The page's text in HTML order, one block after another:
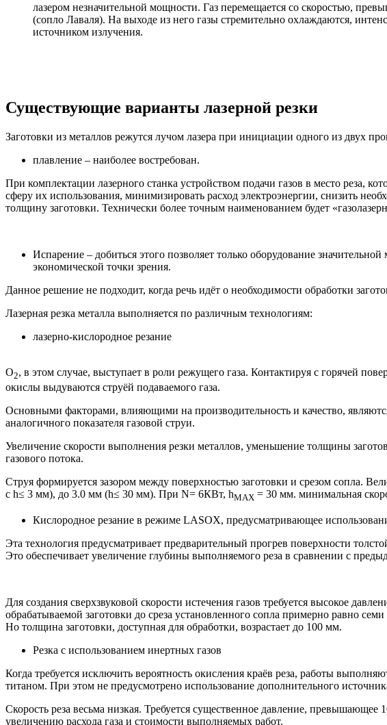
лазером незначительной мощности. Газ перемещается со скоростью,
(сопло Лаваля). На выходе из него газы стремительно охлаждаются,
источником излучения.
Существующие варианты лазерной резки
Заготовки из металлов режутся лучом лазера при инициации одного из двух
плавление – наиболее востребован.
При комплектации лазерного станка устройством подачи газов в место реза,
сферу их использования, минимизировать расход электроэнергии, снизить
толщину заготовки. Технически более точным наименованием будет
Испарение – добиться этого позволяет только оборудование
экономической точки зрения.
Данное решение не подходит, когда речь идёт о необходимости обработки
Лазерная резка металла выполняется по различным технологиям:
лазерно-кислородное резание
О2, в этом случае, выступает в роли режущего газа. Контактируя с горячей
окислы выдуваются струёй подаваемого газа.
Основными факторами, влияющими на производительность и качество,
аналогичного показателя газовой струи.
Увеличение скорости выполнения резки металлов, уменьшение толщины
газового потока.
Струя формируется зазором между поверхностью заготовки и срезом сопла.
с h≤ 3 мм), до 3.0 мм (h≤ 30 мм). При N= 6КВт, hMAX = 30 мм. минимальная
Кислородное резание в режиме LASOX, предусматривающее
Эта технология предусматривает предварительный прогрев поверхности
Это обеспечивает увеличение глубины выполняемого реза в сравнении с
Для создания сверхзвуковой скорости истечения газов требуется высокое
обрабатываемой заготовки до среза установленного сопла примерно равно
Но толщина заготовки, доступная для обработки, возрастает до 100 мм.
Резка с использованием инертных газов
Когда требуется исключить вероятность окисления краёв реза, работы
титаном. При этом не предусмотрено использование дополнительного
Скорость реза весьма низкая. Требуется существенное давление,
увеличению расхода газа и стоимости выполняемых работ.